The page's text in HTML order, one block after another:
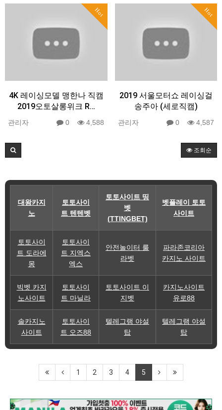
Hot
4K 레이싱모델 맹한나 직캠
2019오토살롱위크 R…
관리자 0 4,588
Hot
2019 서울모터쇼 레이싱걸
송주아 (세로직캠)
관리자 0 4,587
조회순
대왕카지
노
토토사이
트 텐텐벳
토토사이트 띵
벳
(TTINGBET)
벳플레이 토토
사이트
토토사이
트 도라에
몽
토토사이
트 지엑스
엑스
안전놀이터 룰
라벳
파라존코리아
카지노 사이트
빅벳 카지
노사이트
토토사이
트 마닐라
토토사이트 이
지벳
카지노사이트
유로88
솔카지노
사이트
토토사이
트 오즈88
텔레그램 야설
탑
텔레그램 야설
탑
1 2 3 4 5